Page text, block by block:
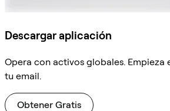
Descargar aplicación
Opera con activos globales. Empieza
tu email.
Obtener Gratis